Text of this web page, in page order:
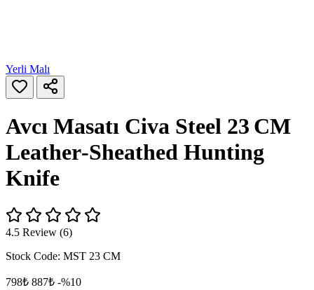
Yerli Malı
Avcı Masatı Civa Steel 23 CM
Leather‑Sheathed Hunting
Knife
4.5 Review (6)
Stock Code: MST 23 CM
798₺ 887₺ -%10